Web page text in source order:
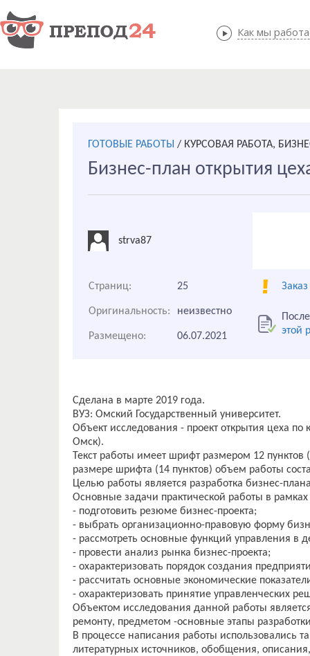
Как мы
Как мы
ГОТОВЫЕ РАБОТЫ / КУРСОВАЯ РАБОТА,
Бизнес-план открытия
strva87
Страниц: 25
Оригинальность: неизвестно
этой
Размещено: 06.07.2021
Сделана в марте 2019 года.
ВУЗ: Омский Государственный университет.
Объект исследования - проект открытия цеха
Омск).
Текст работы имеет шрифт размером 12
размере шрифта (14 пунктов) объем работы
Целью работы является разработка бизнес-
Основные задачи практической работы в
- подготовить резюме бизнес-проекта;
- выбрать организационно-правовую форму
- рассмотреть основные функций управления в
- провести анализ рынка бизнес-проекта;
- охарактеризовать порядок создания
- рассчитать основные экономические
- охарактеризовать принятие управленческих
Объектом исследования данной работы
ремонту, предметом -основные этапы
В процессе написания работы использовались
литературных источников, обобщения,